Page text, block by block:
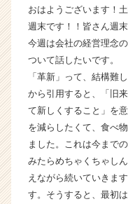
イ
ム
イ
|
ベ
ン
チ
ャ
成
長
企
おはようございます！
週末です！！皆さん週
今週は会社の経営理念
ついて話したいです。
「革新」って、結構難
から引用すると、「旧
て新しくすること」を
を減らしたくて、食べ
ました。これは今まで
みたらめちゃくちゃし
えながら続いていきま
す。そうすると、最初